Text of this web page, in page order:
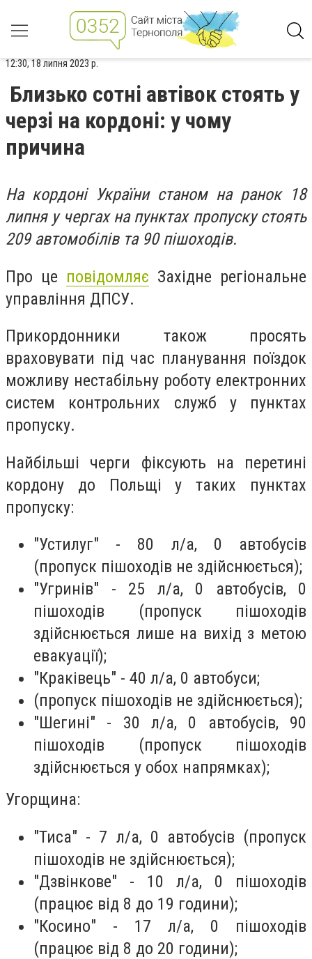
12:30, 18 липня 2023 р.
Близько сотні автівок стоять у
черзі на кордоні: у чому
причина
На кордоні України станом на ранок 18
липня у чергах на пунктах пропуску стоять
209 автомобілів та 90 пішоходів.
Про це повідомляє Західне регіональне
управління ДПСУ.
Прикордонники також просять
враховувати під час планування поїздок
можливу нестабільну роботу електронних
систем контрольних служб у пунктах
пропуску.
Найбільші черги фіксують на перетині
кордону до Польщі у таких пунктах
пропуску:
"Устилуг" - 80 л/а, 0 автобусів
(пропуск пішоходів не здійснюється);
"Угринів" - 25 л/а, 0 автобусів, 0
пішоходів (пропуск пішоходів
здійснюється лише на вихід з метою
евакуації);
"Краківець" - 40 л/а, 0 автобуси;
(пропуск пішоходів не здійснюється);
"Шегині" - 30 л/а, 0 автобусів, 90
пішоходів (пропуск пішоходів
здійснюється у обох напрямках);
Угорщина:
"Тиса" - 7 л/а, 0 автобусів (пропуск
пішоходів не здійснюється);
"Дзвінкове" - 10 л/а, 0 пішоходів
(працює від 8 до 19 години);
"Косино" - 17 л/а, 0 пішоходів
(працює від 8 до 20 години);